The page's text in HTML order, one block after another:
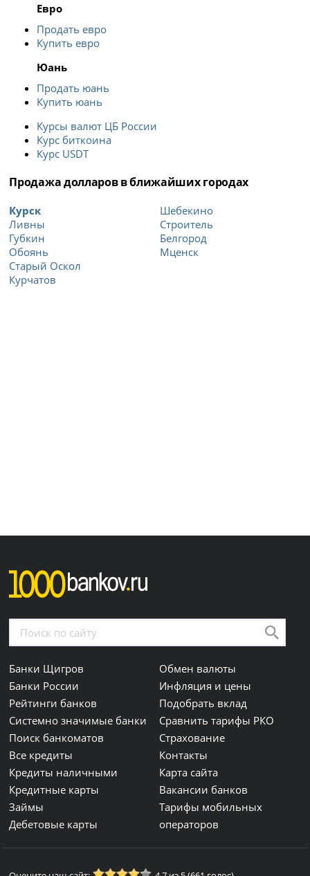
Евро
Продать евро
Купить евро
Юань
Продать юань
Купить юань
Курсы валют ЦБ России
Курс биткоина
Курс USDT
Продажа долларов в ближайших городах
Курск
Ливны
Губкин
Обоянь
Старый Оскол
Курчатов
Шебекино
Строитель
Белгород
Мценск
Банки Щигров
Банки России
Рейтинги банков
Системно значимые банки
Поиск банкоматов
Все кредиты
Кредиты наличными
Кредитные карты
Займы
Дебетовые карты
Обмен валюты
Инфляция и цены
Подобрать вклад
Сравнить тарифы РКО
Страхование
Контакты
Карта сайта
Вакансии банков
Тарифы мобильных
операторов